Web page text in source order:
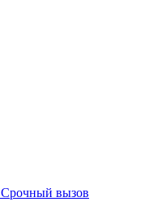
Срочный вызов